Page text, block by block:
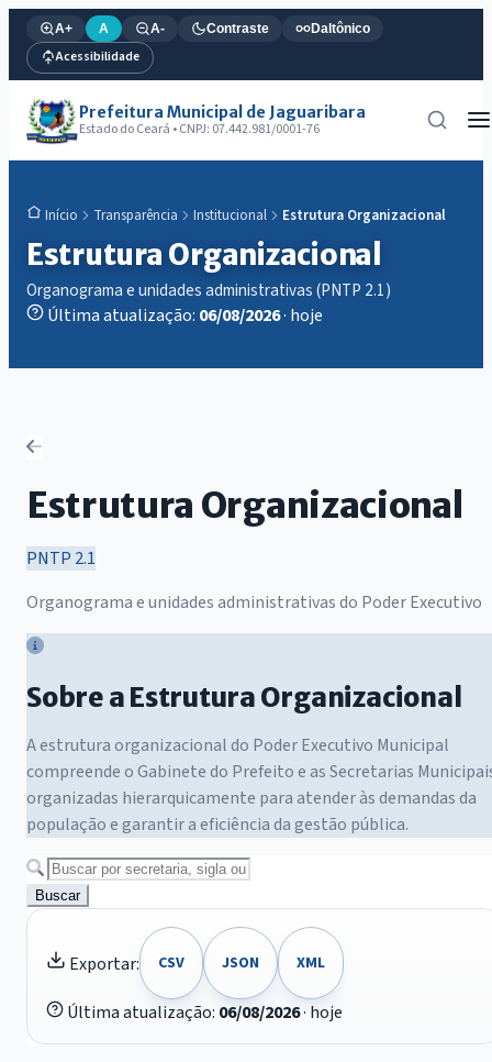
A+ A A- Contraste Daltônico
Acessibilidade
Prefeitura Municipal de Jaguaribara
Estado do Ceará • CNPJ: 07.442.981/0001-76
Início Transparência Institucional Estrutura Organizacional
Estrutura Organizacional
Organograma e unidades administrativas (PNTP 2.1)
Última atualização: 06/08/2026· hoje
Estrutura Organizacional
PNTP 2.1
Organograma e unidades administrativas do Poder Executivo
Sobre a Estrutura Organizacional
A estrutura organizacional do Poder Executivo Municipal
compreende o Gabinete do Prefeito e as Secretarias
organizadas hierarquicamente para atender às demandas da
população e garantir a eficiência da gestão pública.
Buscar
Exportar: CSV JSON XML
Última atualização: 06/08/2026· hoje